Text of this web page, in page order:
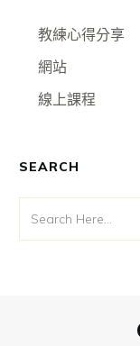
教練心得分享
網站
線上課程
SEARCH